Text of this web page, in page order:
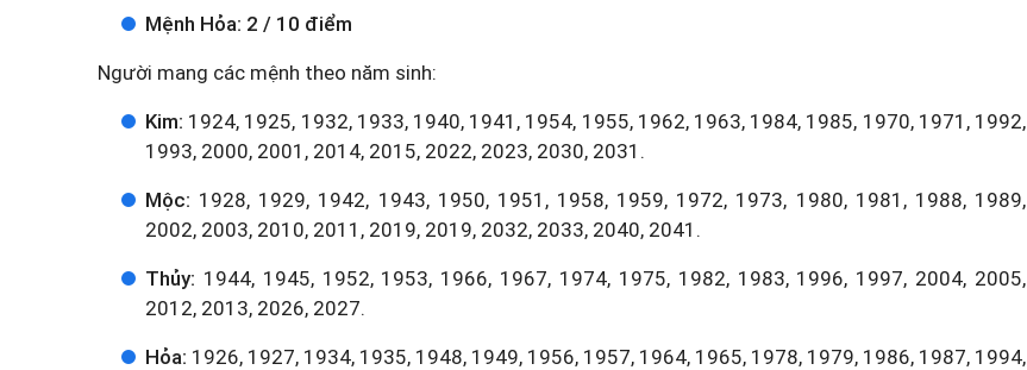
Mệnh Hỏa: 2 / 10 điểm
Người mang các mệnh theo năm sinh:
Kim: 1924, 1925, 1932, 1933, 1940, 1941, 1954, 1955, 1962, 1963, 1984, 1985, 1970, 1971, 1992,
1993, 2000, 2001, 2014, 2015, 2022, 2023, 2030, 2031.
Mộc: 1928, 1929, 1942, 1943, 1950, 1951, 1958, 1959, 1972, 1973, 1980, 1981, 1988, 1989,
2002, 2003, 2010, 2011, 2019, 2019, 2032, 2033, 2040, 2041.
Thủy: 1944, 1945, 1952, 1953, 1966, 1967, 1974, 1975, 1982, 1983, 1996, 1997, 2004, 2005,
2012, 2013, 2026, 2027.
Hỏa: 1926, 1927, 1934, 1935, 1948, 1949, 1956, 1957, 1964, 1965, 1978, 1979, 1986, 1987, 1994,